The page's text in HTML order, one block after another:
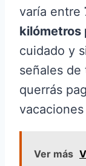
varía entre
kilómetros
cuidado y
señales de
querrás
Ver más